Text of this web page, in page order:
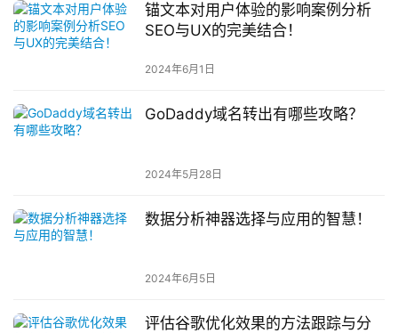
锚文本对用户体验的影响案例分析
SEO与UX的完美结合！
2024年6月1日
GoDaddy域名转出有哪些攻略？
2024年5月28日
数据分析神器选择与应用的智慧！
2024年6月5日
评估谷歌优化效果的方法跟踪与分